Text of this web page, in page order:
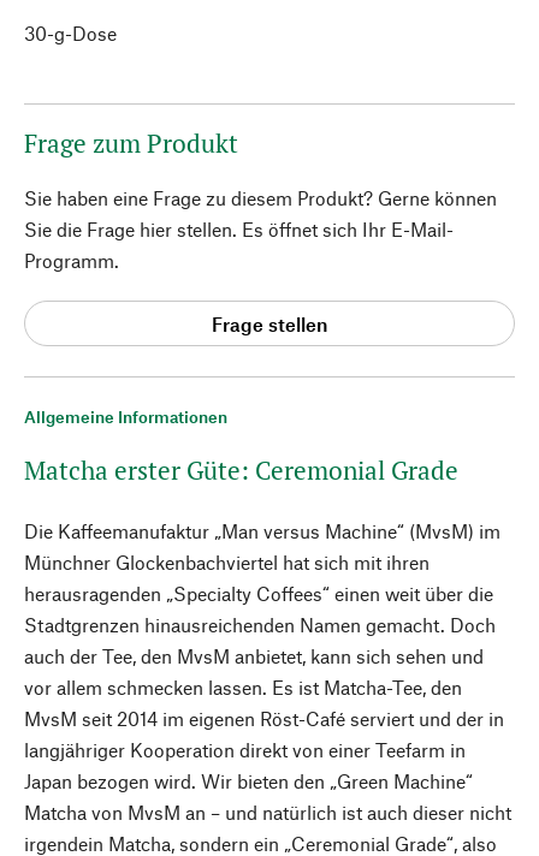
Allgemeine Informationen
Matcha erster Güte: Ceremonial Grade
Die Kaffeemanufaktur „Man versus Machine“ (MvsM) im
Münchner Glockenbachviertel hat sich mit ihren
herausragenden „Specialty Coffees“ einen weit über die
Stadtgrenzen hinausreichenden Namen gemacht. Doch
auch der Tee, den MvsM anbietet, kann sich sehen und
vor allem schmecken lassen. Es ist Matcha-Tee, den
MvsM seit 2014 im eigenen Röst-Café serviert und der in
langjähriger Kooperation direkt von einer Teefarm in
Japan bezogen wird. Wir bieten den „Green Machine“
Matcha von MvsM an – und natürlich ist auch dieser nicht
irgendein Matcha, sondern ein „Ceremonial Grade“, also
30-g-Dose
Frage zum Produkt
Sie haben eine Frage zu diesem Produkt? Gerne können
Sie die Frage hier stellen. Es öffnet sich Ihr E-Mail-
Programm.
Frage stellen